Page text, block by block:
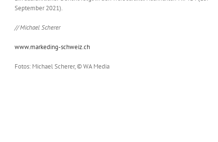
September 2021).
// Michael Scherer
www.markeding-schweiz.ch
Fotos: Michael Scherer, © WA Media